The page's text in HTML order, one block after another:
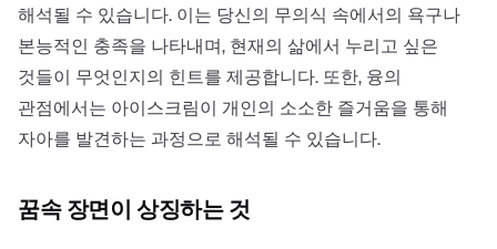
해석될 수 있습니다. 이는 당신의 무의식 속에서의 욕구나
본능적인 충족을 나타내며, 현재의 삶에서 누리고 싶은
것들이 무엇인지의 힌트를 제공합니다. 또한, 융의
관점에서는 아이스크림이 개인의 소소한 즐거움을 통해
자아를 발견하는 과정으로 해석될 수 있습니다.
꿈속 장면이 상징하는 것